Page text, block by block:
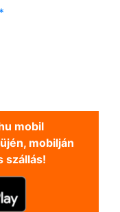
mobil
mobilján
szállás!